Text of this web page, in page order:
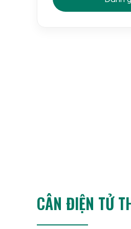
Chức năng cân
CÂN ĐIỆN TỬ